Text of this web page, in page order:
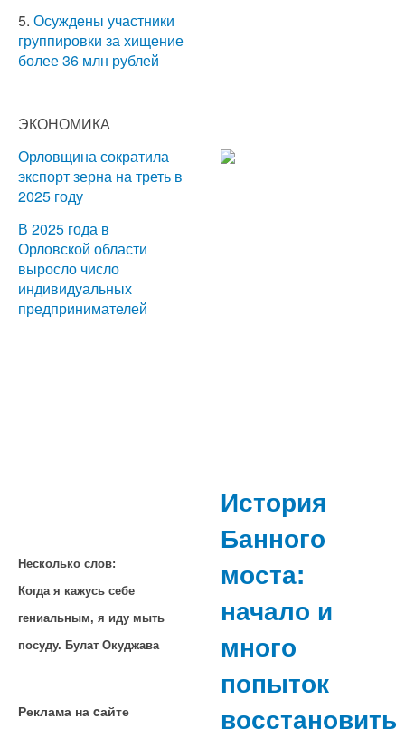
5. Осуждены участники
группировки за хищение
более 36 млн рублей
ЭКОНОМИКА
Орловщина сократила
экспорт зерна на треть в
2025 году
В 2025 года в
Орловской области
выросло число
индивидуальных
предпринимателей
Несколько слов:
Когда я кажусь себе
гениальным, я иду мыть
посуду. Булат Окуджава
Реклама на cайте
История
Банного
моста:
начало и
много
попыток
восстановить